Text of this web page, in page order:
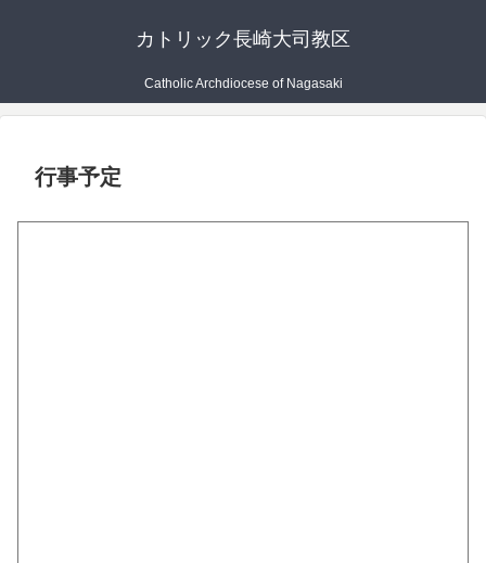
カトリック長崎大司教区
Catholic Archdiocese of Nagasaki
行事予定